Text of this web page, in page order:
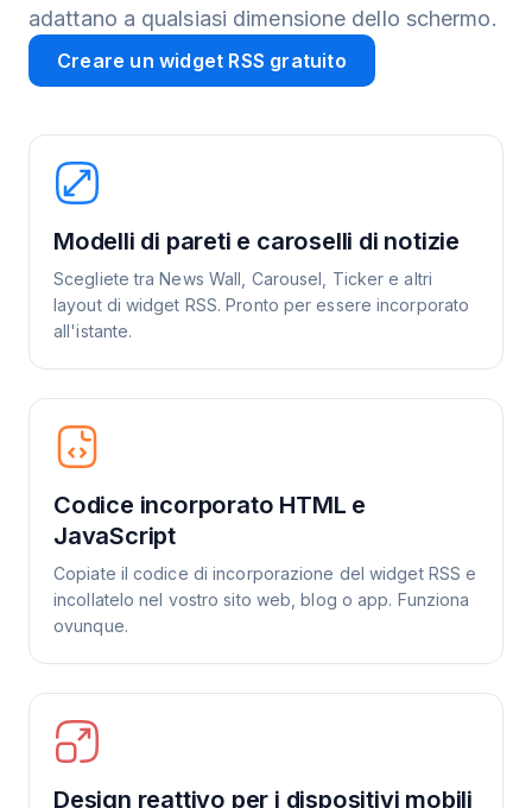
adattano a qualsiasi dimensione dello schermo.
Creare un widget RSS gratuito
Modelli di pareti e caroselli di notizie
Scegliete tra News Wall, Carousel, Ticker e altri
layout di widget RSS. Pronto per essere incorporato
all'istante.
Codice incorporato HTML e
JavaScript
Copiate il codice di incorporazione del widget RSS e
incollatelo nel vostro sito web, blog o app. Funziona
ovunque.
Design reattivo per i dispositivi mobili